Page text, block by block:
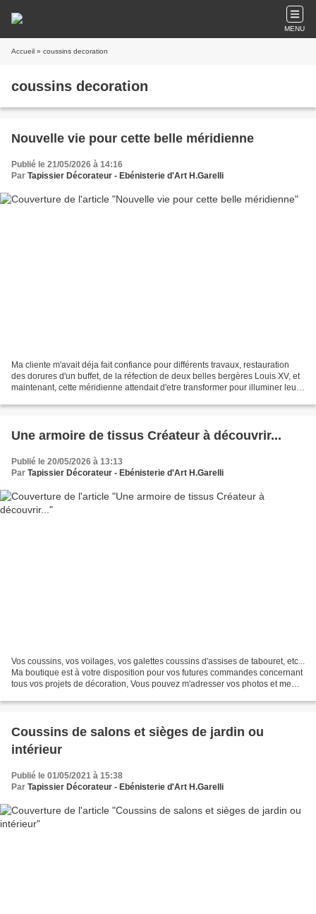
MENU
Accueil » coussins decoration
coussins decoration
Nouvelle vie pour cette belle méridienne
Publié le 21/05/2026 à 14:16
Par Tapissier Décorateur - Ebénisterie d'Art H.Garelli
Ma cliente m'avait déja fait confiance pour différents travaux, restauration
des dorures d'un buffet, de la réfection de deux belles bergères Louis XV, et
maintenant, cette méridienne attendait d'etre transformer pour illuminer leur
Une armoire de tissus Créateur à découvrir...
Publié le 20/05/2026 à 13:13
Par Tapissier Décorateur - Ebénisterie d'Art H.Garelli
Vos coussins, vos voilages, vos galettes coussins d'assises de tabouret, etc...
Ma boutique est à votre disposition pour vos futures commandes concernant
tous vos projets de décoration, Vous pouvez m'adresser vos photos et me
Coussins de salons et sièges de jardin ou
intérieur
Publié le 01/05/2021 à 15:38
Par Tapissier Décorateur - Ebénisterie d'Art H.Garelli